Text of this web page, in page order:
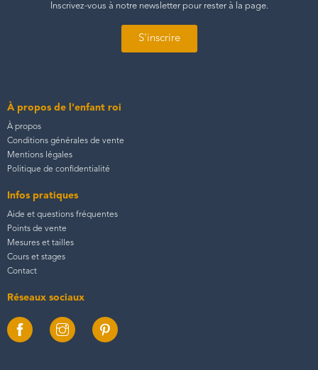
Inscrivez-vous à notre newsletter pour rester à la page.
S'inscrire
À propos de l'enfant roi
À propos
Conditions générales de vente
Mentions légales
Politique de confidentialité
Infos pratiques
Aide et questions fréquentes
Points de vente
Mesures et tailles
Cours et stages
Contact
Réseaux sociaux